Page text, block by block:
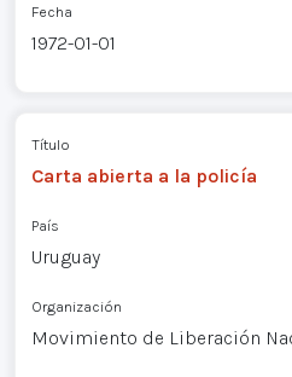
Fecha
1972-01-01
Título
Carta abierta a la policía
País
Uruguay
Organización
Movimiento de Liberación